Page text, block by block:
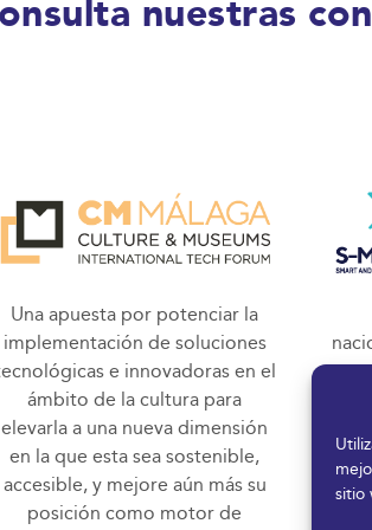
sitio
nuestras
Una apuesta por potenciar la
implementación de soluciones
e innovadoras en el
ámbito de la cultura para
elevarla a una nueva dimensión
en la que esta sea sostenible,
accesible, y mejore aún más su
posición como motor de